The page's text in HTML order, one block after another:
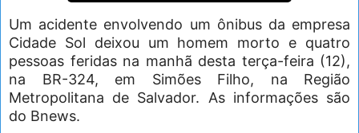
Um acidente envolvendo um ônibus da empresa
Cidade Sol deixou um homem morto e quatro
pessoas feridas na manhã desta terça-feira (12),
na BR-324, em Simões Filho, na Região
Metropolitana de Salvador. As informações são
do Bnews.